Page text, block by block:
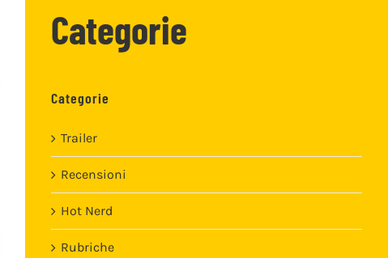
Categorie
Categorie
Trailer
Recensioni
Hot Nerd
Rubriche